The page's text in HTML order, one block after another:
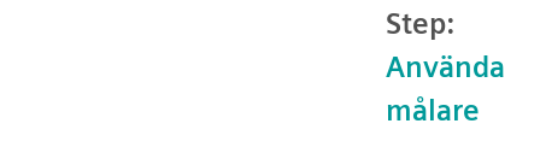
Step:
Använda
målare